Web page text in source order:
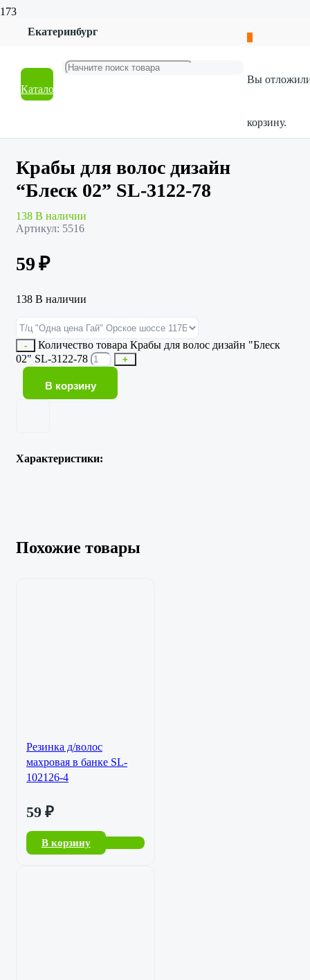
Екатеринбург
Каталог
Вы
корзину.
Красота и гигиена
Крабы для волос дизайн “Блеск 02” SL-3122-78
Крабы для волос дизайн
“Блеск 02” SL-3122-78
138 В наличии
Артикул: 5516
59₽
138 В наличии
-
Количество товара Крабы для волос дизайн "Блеск
02" SL-3122-78
+
В корзину
Характеристики:
Похожие товары
Резинка д/волос
махровая в банке SL-
102126-4
59 ₽
В корзину